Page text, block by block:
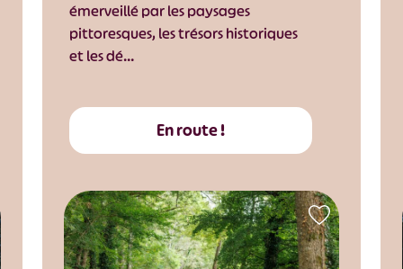
émerveillé par les paysages
pittoresques, les trésors historiques
et les dé…
En route !